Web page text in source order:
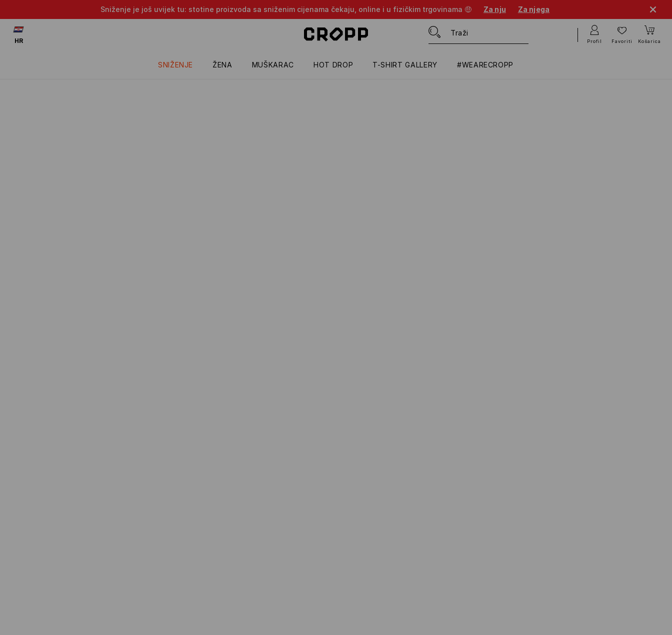
Sniženje je još uvijek tu: stotine proizvoda sa sniženim cijenama čekaju, online i u fizičkim trgovinama 🤑 Za nju Za njega
SNIŽENJE ŽENA MUŠKARAC HOT DROP T-SHIRT GALLERY #WEARECROPP
HR Profil Favoriti Košarica